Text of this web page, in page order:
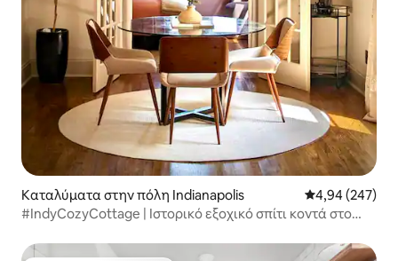
Καταλύματα στην πόλη Indianapolis Μέση
4,94 (247)
#IndyCozyCottage | Ιστορικό εξοχικό σπίτι κοντά στο